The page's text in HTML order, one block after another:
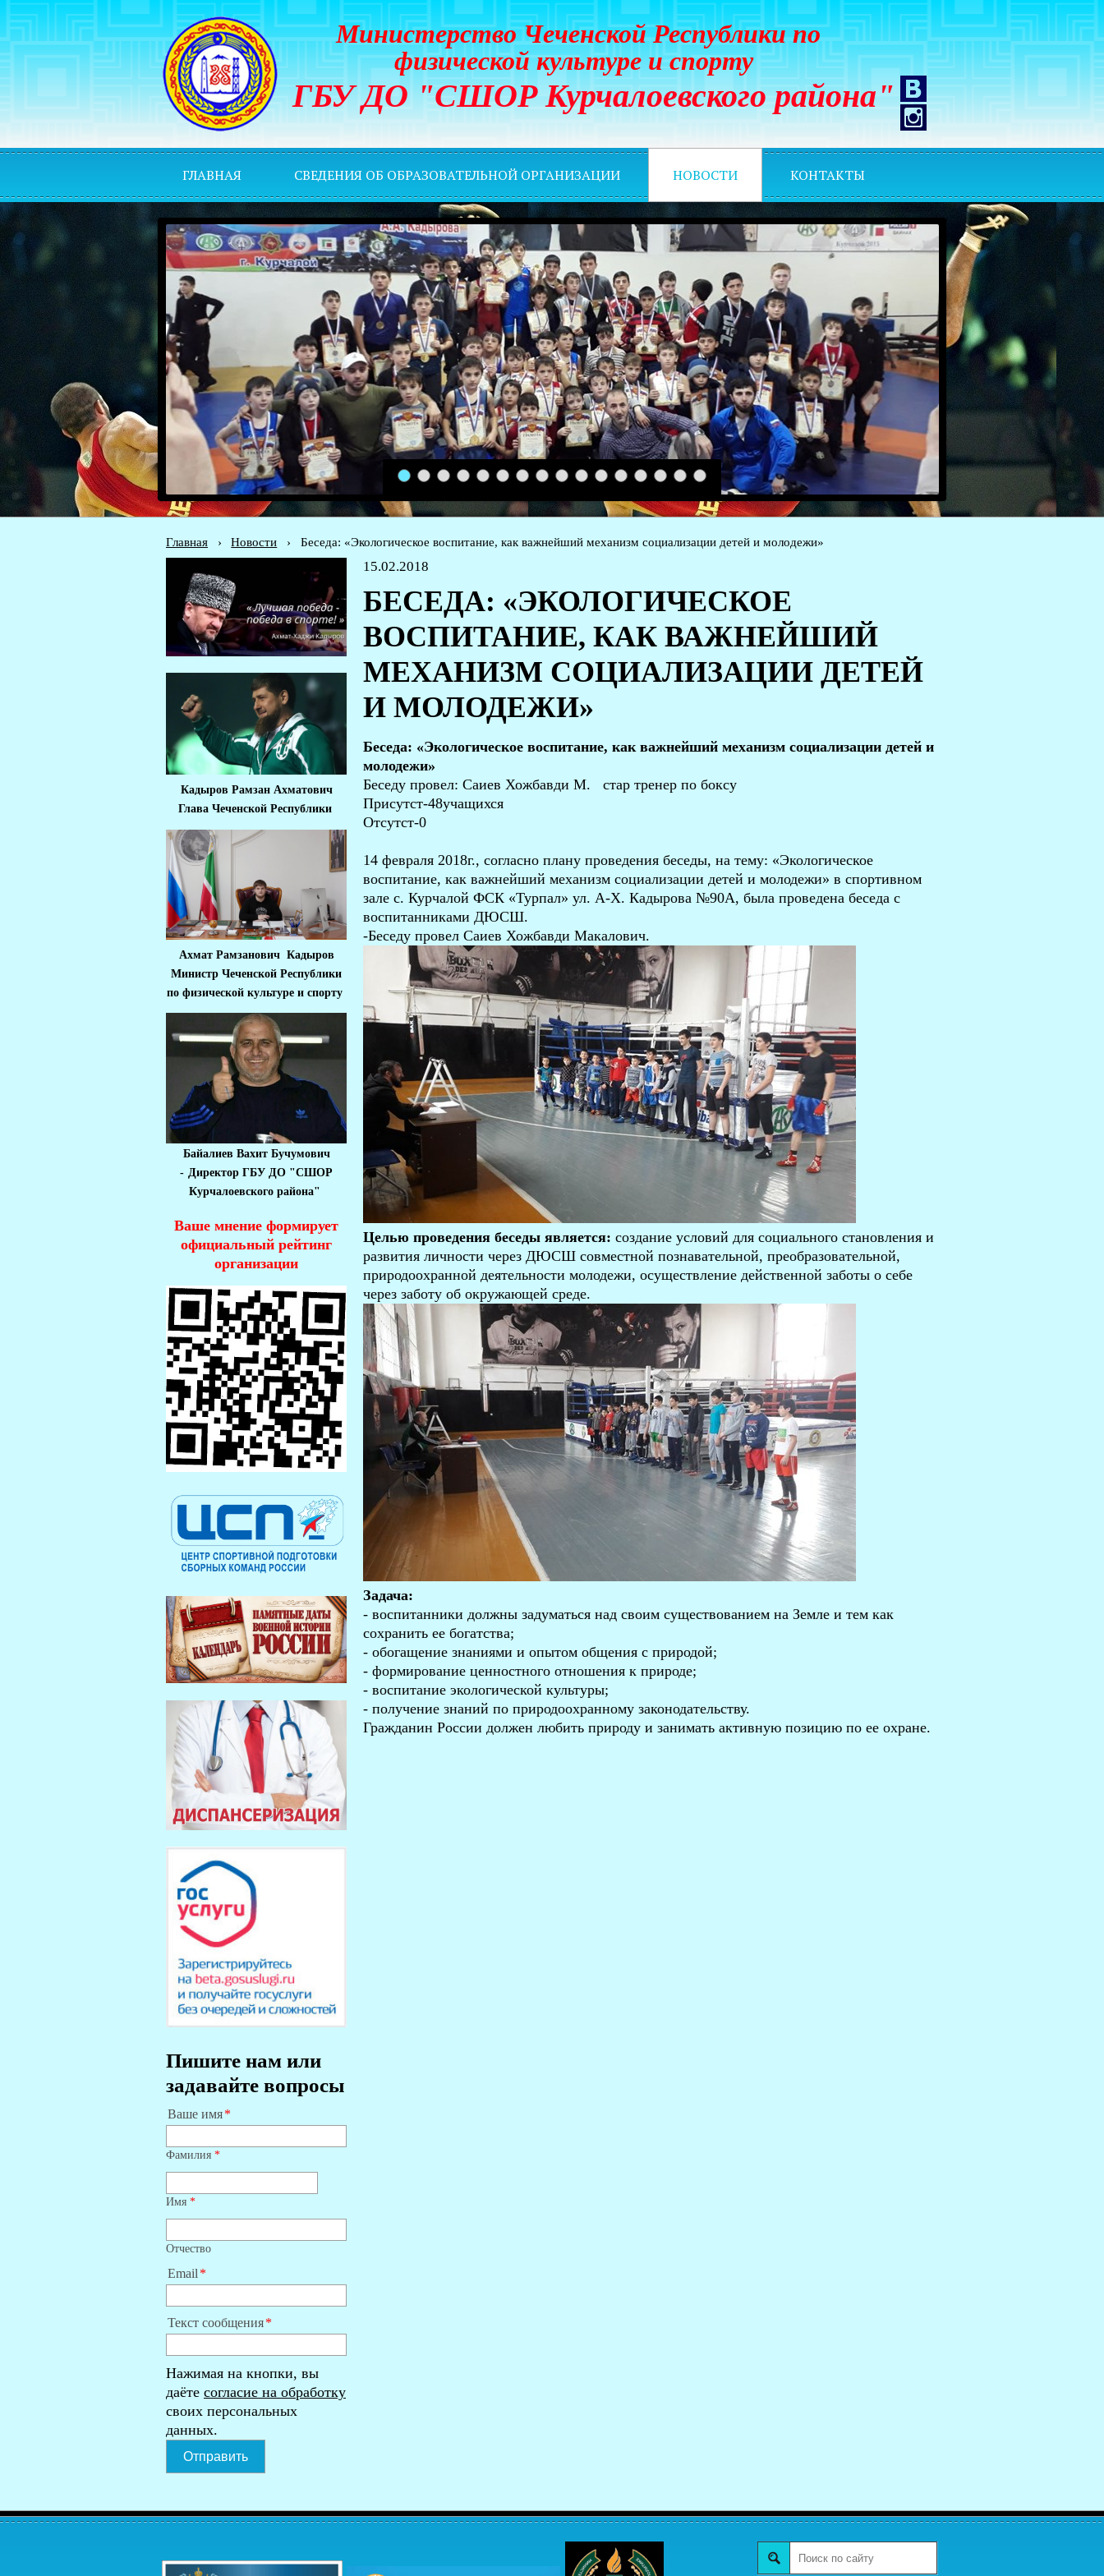
Министерство Чеченской Республики по
ГБУ ДО "СШОР Курчалоевского района"
физической культуре и спорту
ГЛАВНАЯ СВЕДЕНИЯ ОБ ОБРАЗОВАТЕЛЬНОЙ ОРГАНИЗАЦИИ НОВОСТИ КОНТАКТЫ
1 2 3 4 5 6 7 8 9 10 11 12 13 14 15 16
Главная › Новости › Беседа: «Экологическое воспитание, как важнейший механизм социализации детей и молодежи»
Кадыров Рамзан Ахматович
Глава Чеченской Республики
Ахмат Рамзанович Кадыров
Министр Чеченской Республики
по физической культуре и спорту
Байалиев Вахит Бучумович
- Директор ГБУ ДО "СШОР
Курчалоевского района"
Ваше мнение формирует
официальный рейтинг
организации
Пишите нам или
задавайте вопросы
Ваше имя
Фамилия *
Имя *
Отчество
Email
Текст сообщения
Нажимая на кнопки, вы
даёте согласие на обработку
своих персональных
данных.
Отправить
15.02.2018
БЕСЕДА: «ЭКОЛОГИЧЕСКОЕ
ВОСПИТАНИЕ, КАК ВАЖНЕЙШИЙ
МЕХАНИЗМ СОЦИАЛИЗАЦИИ ДЕТЕЙ
И МОЛОДЕЖИ»
Беседа: «Экологическое воспитание, как важнейший механизм социализации детей и
молодежи»
Беседу провел: Саиев Хожбавди М. стар тренер по боксу
Присутст-48учащихся
Отсутст-0
14 февраля 2018г., согласно плану проведения беседы, на тему: «Экологическое
воспитание, как важнейший механизм социализации детей и молодежи» в спортивном
зале с. Курчалой ФСК «Турпал» ул. А-Х. Кадырова №90А, была проведена беседа с
воспитанниками ДЮСШ.
-Беседу провел Саиев Хожбавди Макалович.
Целью проведения беседы является: создание условий для социального становления и
развития личности через ДЮСШ совместной познавательной, преобразовательной,
природоохранной деятельности молодежи, осуществление действенной заботы о себе
через заботу об окружающей среде.
Задача:
- воспитанники должны задуматься над своим существованием на Земле и тем как
сохранить ее богатства;
- обогащение знаниями и опытом общения с природой;
- формирование ценностного отношения к природе;
- воспитание экологической культуры;
- получение знаний по природоохранному законодательству.
Гражданин России должен любить природу и занимать активную позицию по ее охране.